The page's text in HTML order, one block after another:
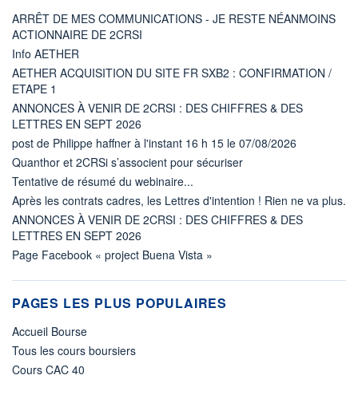
ARRÊT DE MES COMMUNICATIONS - JE RESTE NÉANMOINS
ACTIONNAIRE DE 2CRSI
Info AETHER
AETHER ACQUISITION DU SITE FR SXB2 : CONFIRMATION /
ETAPE 1
ANNONCES À VENIR DE 2CRSI : DES CHIFFRES & DES
LETTRES EN SEPT 2026
post de Philippe haffner à l'instant 16 h 15 le 07/08/2026
Quanthor et 2CRSi s’associent pour sécuriser
Tentative de résumé du webinaire...
Après les contrats cadres, les Lettres d'intention ! Rien ne va plus.
ANNONCES À VENIR DE 2CRSI : DES CHIFFRES & DES
LETTRES EN SEPT 2026
Page Facebook « project Buena Vista »
PAGES LES PLUS POPULAIRES
Accueil Bourse
Tous les cours boursiers
Cours CAC 40